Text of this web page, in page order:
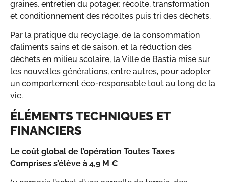
graines, entretien du potager, récolte, transformation
et conditionnement des récoltes puis tri des déchets.
Par la pratique du recyclage, de la consommation
d’aliments sains et de saison, et la réduction des
déchets en milieu scolaire, la Ville de Bastia mise sur
les nouvelles générations, entre autres, pour adopter
un comportement éco-responsable tout au long de la
vie.
ÉLÉMENTS TECHNIQUES ET
FINANCIERS
Le coût global de l’opération Toutes Taxes
Comprises s’élève à 4,9 M €